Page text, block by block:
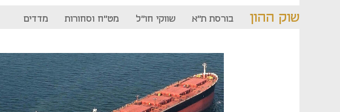
שוק ההון בורסת ת"א שווקי חו"ל מט"ח וסחורות מדדים